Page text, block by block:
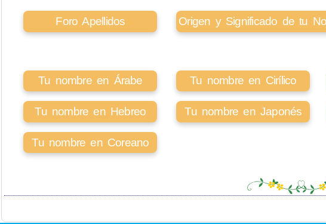
Foro Apellidos Origen y Significado de tu
Tu nombre en Árabe Tu nombre en Cirílico
Tu nombre en Hebreo Tu nombre en Japonés
Tu nombre en Coreano